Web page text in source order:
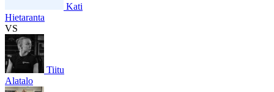
Kati
Hietaranta
VS
Tiitu
Alatalo